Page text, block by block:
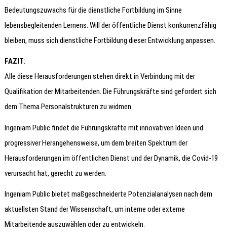
Bedeutungszuwachs für die dienstliche Fortbildung im Sinne
lebensbegleitenden Lernens. Will der öffentliche Dienst konkurrenzfähig
bleiben, muss sich dienstliche Fortbildung dieser Entwicklung anpassen.
FAZIT:
Alle diese Herausforderungen stehen direkt in Verbindung mit der
Qualifikation der Mitarbeitenden. Die Führungskräfte sind gefordert sich
dem Thema Personalstrukturen zu widmen.
Ingeniam Public findet die Führungskräfte mit innovativen Ideen und
progressiver Herangehensweise, um dem breiten Spektrum der
Herausforderungen im öffentlichen Dienst und der Dynamik, die Covid-19
verursacht hat, gerecht zu werden.
Ingeniam Public bietet maßgeschneiderte Potenzialanalysen nach dem
aktuellsten Stand der Wissenschaft, um interne oder externe
Mitarbeitende auszuwählen oder zu entwickeln.